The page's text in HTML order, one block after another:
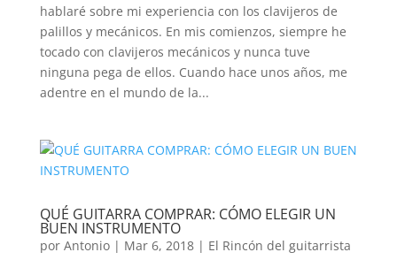
hablaré sobre mi experiencia con los clavijeros de
palillos y mecánicos. En mis comienzos, siempre he
tocado con clavijeros mecánicos y nunca tuve
ninguna pega de ellos. Cuando hace unos años, me
adentre en el mundo de la...
QUÉ GUITARRA COMPRAR: CÓMO ELEGIR UN
BUEN INSTRUMENTO
por Antonio| Mar 6, 2018| El Rincón del guitarrista